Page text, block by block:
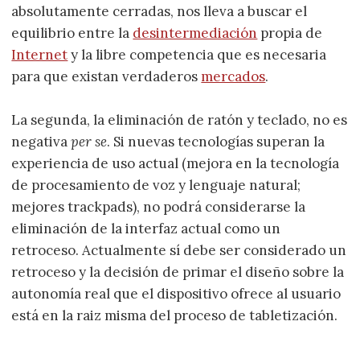
absolutamente cerradas, nos lleva a buscar el
equilibrio entre la desintermediación propia de
Internety la libre competencia que es necesaria
para que existan verdaderosmercados.
La segunda, la eliminación de ratón y teclado, no es
negativaper se. Si nuevas tecnologías superan la
experiencia de uso actual (mejora en la tecnología
de procesamiento de voz y lenguaje natural;
mejores trackpads), no podrá considerarse la
eliminación de la interfaz actual como un
retroceso. Actualmente sí debe ser considerado un
retroceso y la decisión de primar el diseño sobre la
autonomía real que el dispositivo ofrece al usuario
está en la raiz misma del proceso de tabletización.